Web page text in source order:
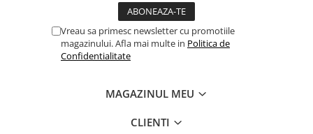
Vreau sa primesc newsletter cu promotiile
magazinului. Afla mai multe in Politica de
Confidentialitate
MAGAZINUL MEU
CLIENTI